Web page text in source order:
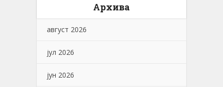
Архива
август 2026
јул 2026
јун 2026